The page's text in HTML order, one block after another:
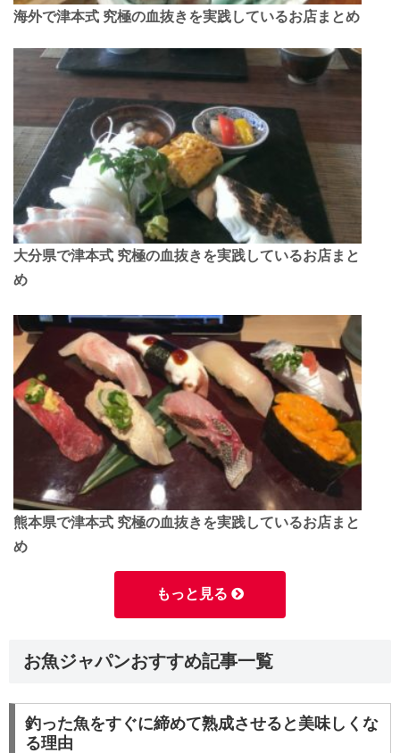
海外で津本式 究極の血抜きを実践しているお店まとめ
大分県で津本式 究極の血抜きを実践しているお店まと
め
熊本県で津本式 究極の血抜きを実践しているお店まと
め
もっと見る
お魚ジャパンおすすめ記事一覧
釣った魚をすぐに締めて熟成させると美味しくな
る理由